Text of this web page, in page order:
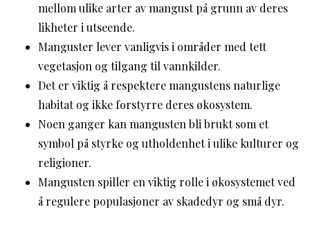
mellom ulike arter av mangust på grunn av deres
likheter i utseende.
Manguster lever vanligvis i områder med tett
vegetasjon og tilgang til vannkilder.
Det er viktig å respektere mangustens naturlige
habitat og ikke forstyrre deres økosystem.
Noen ganger kan mangusten bli brukt som et
symbol på styrke og utholdenhet i ulike kulturer og
religioner.
Mangusten spiller en viktig rolle i økosystemet ved
å regulere populasjoner av skadedyr og små dyr.